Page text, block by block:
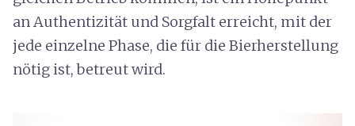
an Authentizität und Sorgfalt erreicht, mit der
jede einzelne Phase, die für die Bierherstellung
nötig ist, betreut wird.